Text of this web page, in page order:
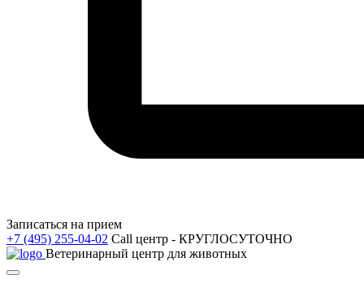
Записаться на прием
+7 (495) 255-04-02 Call центр - КРУГЛОСУТОЧНО
Ветеринарный центр для животных